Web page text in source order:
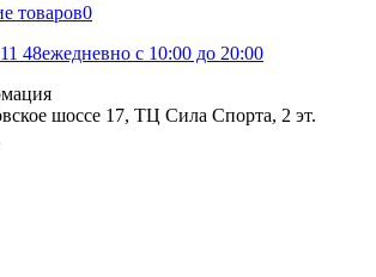
товаров0
48ежедневно с 10:00 до 20:00
шоссе 17, ТЦ Сила Спорта, 2 эт.